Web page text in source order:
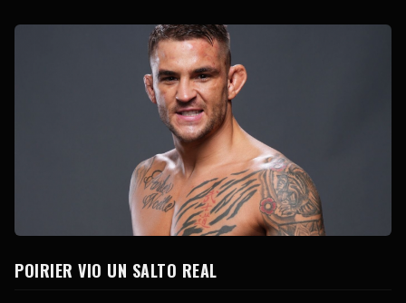
POIRIER VIO UN SALTO REAL